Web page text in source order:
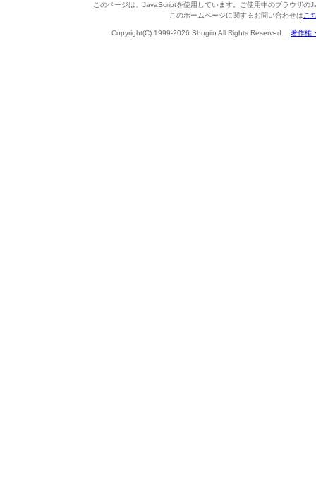
このページは、JavaScriptを使用しています。ご使用中のブラウザの
このホームページに関するお問い合わせは こ
Copyright(C) 1999-2026 Shugiin All Rights Reserved. 著作権